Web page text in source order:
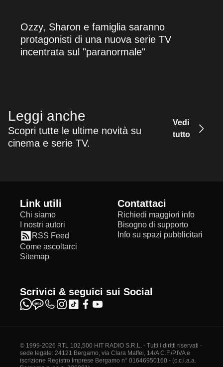
Ozzy, Sharon e famiglia saranno
protagonisti di una nuova serie TV
incentrata sul "paranormale"
Leggi anche
Scopri tutte le ultime novità su
cinema e serie TV.
Vedi
tutto
Link utili
Chi siamo
I nostri autori
RSS Feed
Come ascoltarci
Sitemap
Contattaci
Richiedi maggiori info
Bisogno di supporto
Info su spazi pubblicitari
Scrivici & seguici sui Social
© 1999-2026 RTL 102,500 HIT RADIO S.R.L. - Tutti i diritti riservati -
sede legale: 24121 Bergamo, via Clara Maffei, 14/A C.F./P.IVA e
iscrizione Registro Imprese Bergamo n° 01646950160 - (c.c.i.a.a.